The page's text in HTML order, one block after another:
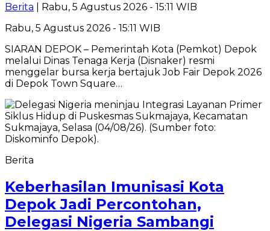
Berita | Rabu, 5 Agustus 2026 - 15:11 WIB
Rabu, 5 Agustus 2026 - 15:11 WIB
SIARAN DEPOK – Pemerintah Kota (Pemkot) Depok
melalui Dinas Tenaga Kerja (Disnaker) resmi
menggelar bursa kerja bertajuk Job Fair Depok 2026
di Depok Town Square…
Berita
Keberhasilan Imunisasi Kota
Depok Jadi Percontohan,
Delegasi Nigeria Sambangi